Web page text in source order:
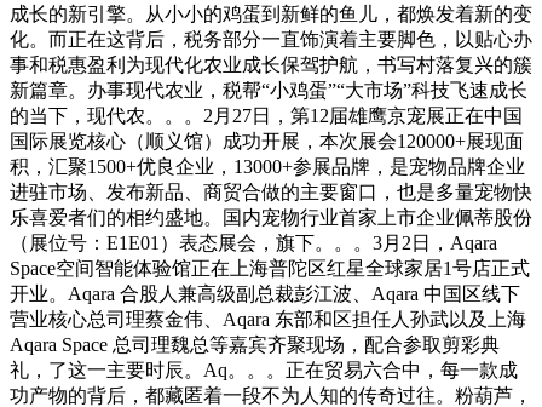
成长的新引擎。从小小的鸡蛋到新鲜的鱼儿，都焕发着新的变
化。而正在这背后，税务部分一直饰演着主要脚色，以贴心办
事和税惠盈利为现代化农业成长保驾护航，书写村落复兴的簇
新篇章。办事现代农业，税帮“小鸡蛋”“大市场”科技飞速成长
的当下，现代农。。。2月27日，第12届雄鹰京宠展正在中国
国际展览核心（顺义馆）成功开展，本次展会120000+展现面
积，汇聚1500+优良企业，13000+参展品牌，是宠物品牌企业
进驻市场、发布新品、商贸合做的主要窗口，也是多量宠物快
乐喜爱者们的相约盛地。国内宠物行业首家上市企业佩蒂股份
（展位号：E1E01）表态展会，旗下。。。3月2日，Aqara
Space空间智能体验馆正在上海普陀区红星全球家居1号店正式
开业。Aqara 合股人兼高级副总裁彭江波、Aqara 中国区线下
营业核心总司理蔡金伟、Aqara 东部和区担任人孙武以及上海
Aqara Space 总司理魏总等嘉宾齐聚现场，配合参取剪彩典
礼，了这一主要时辰。Aq。。。正在贸易六合中，每一款成
功产物的背后，都藏匿着一段不为人知的传奇过往。粉葫芦，